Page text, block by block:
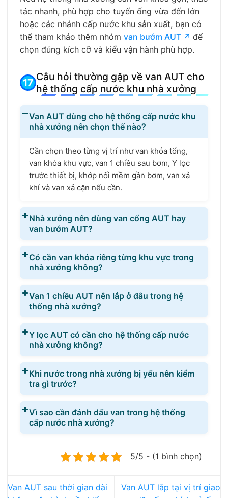
tác nhanh, phù hợp cho tuyến ống vừa đến lớn
hoặc các nhánh cấp nước khu sản xuất, bạn có
thể tham khảo thêm nhóm van bướm AUT ↗ để
chọn đúng kích cỡ và kiểu vận hành phù hợp.
Câu hỏi thường gặp về van AUT cho
hệ thống cấp nước khu nhà xưởng
Van AUT dùng cho hệ thống cấp nước khu
nhà xưởng nên chọn thế nào?
Cần chọn theo từng vị trí như van khóa tổng,
van khóa khu vực, van 1 chiều sau bơm, Y lọc
trước thiết bị, khớp nối mềm gần bơm, van xả
khí và van xả cặn nếu cần.
Nhà xưởng nên dùng van cổng AUT hay
van bướm AUT?
Có cần van khóa riêng từng khu vực trong
nhà xưởng không?
Van 1 chiều AUT nên lắp ở đâu trong hệ
thống nhà xưởng?
Y lọc AUT có cần cho hệ thống cấp nước
nhà xưởng không?
Khi nước trong nhà xưởng bị yếu nên kiểm
tra gì trước?
Vì sao cần đánh dấu van trong hệ thống
cấp nước nhà xưởng?
5/5 - (1 bình chọn)
Van AUT sau thời gian dài
Van AUT lắp tại vị trí giao